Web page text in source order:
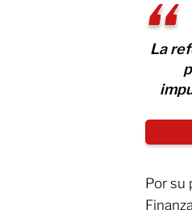
La
Por su